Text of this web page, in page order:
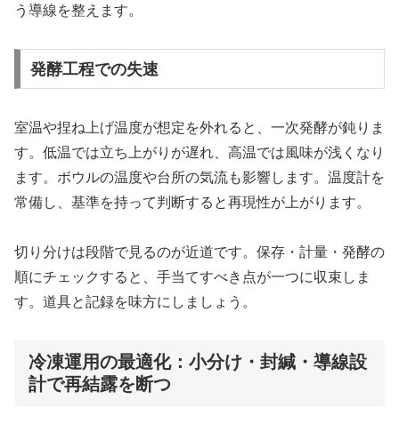
う導線を整えます。
発酵工程での失速
室温や捏ね上げ温度が想定を外れると、一次発酵が鈍りま
す。低温では立ち上がりが遅れ、高温では風味が浅くなり
ます。ボウルの温度や台所の気流も影響します。温度計を
常備し、基準を持って判断すると再現性が上がります。
切り分けは段階で見るのが近道です。保存・計量・発酵の
順にチェックすると、手当てすべき点が一つに収束しま
す。道具と記録を味方にしましょう。
冷凍運用の最適化：小分け・封緘・導線設
計で再結露を断つ